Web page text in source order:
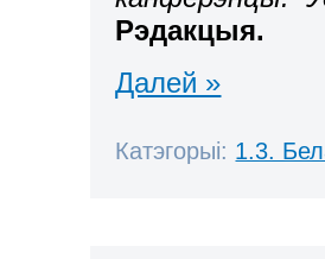
Рэдакцыя.
Далей »
Катэгорыі: 1.3.